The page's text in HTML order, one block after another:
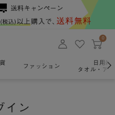
0
ファッション
日用雑
タオル・ア
イン